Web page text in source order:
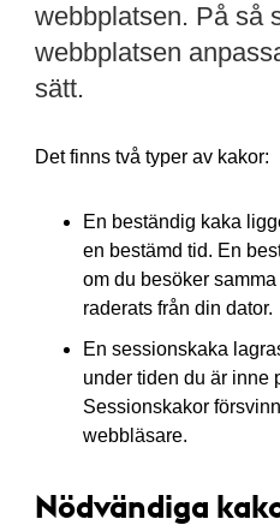
webbplatsen. På så
webbplatsen
sätt.
Det finns två typer av kakor:
En beständig kaka
en bestämd tid. En
om du besöker
raderats från din dator.
En sessionskaka
under tiden du är inne
Sessionskakor
webbläsare.
Nödvändiga